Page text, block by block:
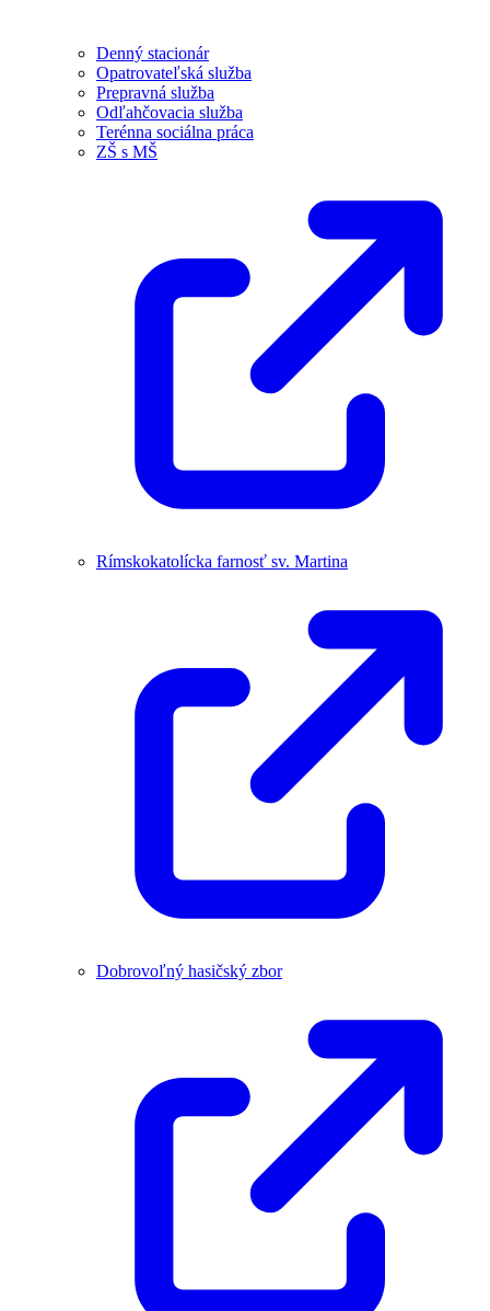
Denný stacionár
Opatrovateľská služba
Prepravná služba
Odľahčovacia služba
Terénna sociálna práca
ZŠ s MŠ
Rímskokatolícka farnosť sv. Martina
Dobrovoľný hasičský zbor